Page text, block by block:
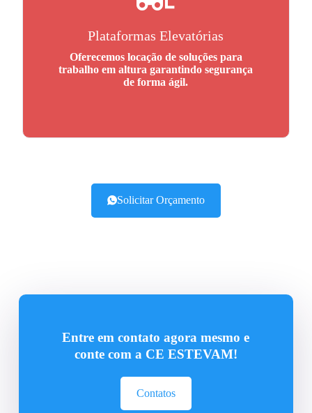
Plataformas Elevatórias
Oferecemos locação de soluções para
trabalho em altura garantindo segurança
de forma ágil.
Solicitar Orçamento
Entre em contato agora mesmo e
conte com a CE ESTEVAM!
Contatos